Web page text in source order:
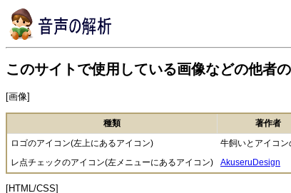
このサイトで使用している画像などの他者
[画像]
種類
著作者
ロゴのアイコン(左上にあるアイコン)
牛飼いとアイコン
レ点チェックのアイコン(左メニューにあるアイコン)
AkuseruDesign
[HTML/CSS]